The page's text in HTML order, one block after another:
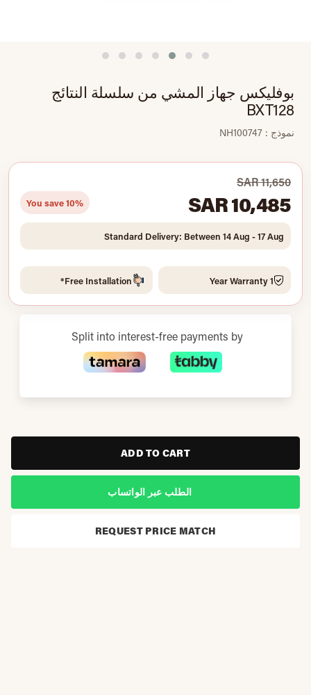
بوفليكس جهاز المشي من سلسلة النتائج
BXT128
نموذج : NH100747
SAR 11,650
SAR 10,485
You save 10%
Standard Delivery: Between 14 Aug - 17 Aug
1 Year Warranty
Free Installation*
Split into interest-free payments by
ADD TO CART
الطلب عبر الواتساب
REQUEST PRICE MATCH